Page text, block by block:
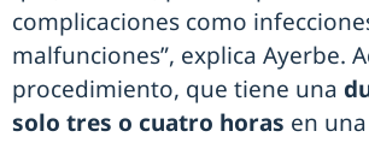
complicaciones como
malfunciones”, explica Ayerbe.
procedimiento, que tiene una
solo tres o cuatro horas en